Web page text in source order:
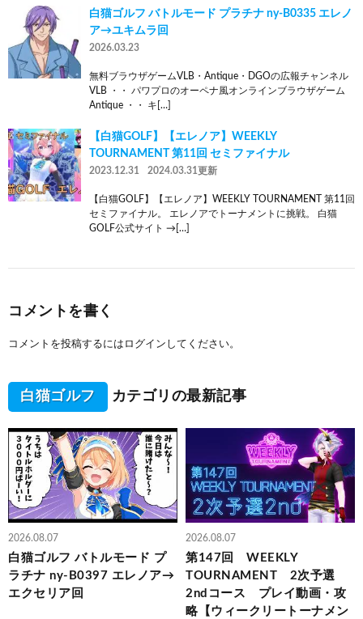
白猫ゴルフ バトルモード プラチナ ny-B0335 エレノ
ア→ユキムラ回
2026.03.23
無料ブラウザゲームVLB・Antique・DGOの広報チャンネル
VLB ・・ パワプロのオーペナ風オンラインブラウザゲーム
Antique ・・ キ[…]
【白猫GOLF】【エレノア】WEEKLY
TOURNAMENT 第11回 セミファイナル
2023.12.31 2024.03.31更新
【白猫GOLF】【エレノア】WEEKLY TOURNAMENT 第11回
セミファイナル。 エレノアでトーナメントに挑戦。 白猫
GOLF公式サイト →[…]
コメントを書く
コメントを投稿するには ログイン してください。
白猫ゴルフ カテゴリの最新記事
2026.08.07
白猫ゴルフ バトルモード プ
ラチナ ny-B0397 エレノア→
エクセリア回
2026.08.07
第147回 WEEKLY
TOURNAMENT 2次予選
2ndコース プレイ動画・攻
略【ウィークリートーナメン